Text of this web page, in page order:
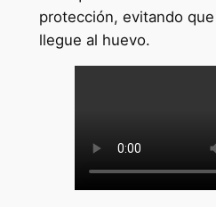
protección, evitando
llegue al huevo.